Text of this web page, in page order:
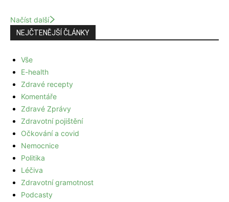
Načíst další
NEJČTENĚJŠÍ ČLÁNKY
Vše
E-health
Zdravé recepty
Komentáře
Zdravé Zprávy
Zdravotní pojištění
Očkování a covid
Nemocnice
Politika
Léčiva
Zdravotní gramotnost
Podcasty